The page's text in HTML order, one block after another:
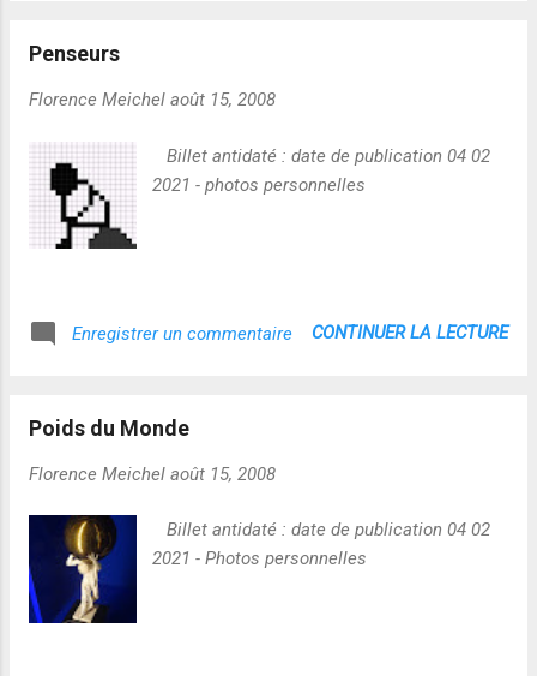
rejoint en cela la démarche de l'amateur ! Au de-là des
devient LE critère de valeur!
Penseurs
Florence Meichel août 15, 2008
Billet antidaté : date de publication 04 02
2021 - photos personnelles
Enregistrer un commentaire CONTINUER LA LECTURE
Poids du Monde
Florence Meichel août 15, 2008
Billet antidaté : date de publication 04 02
2021 - Photos personnelles